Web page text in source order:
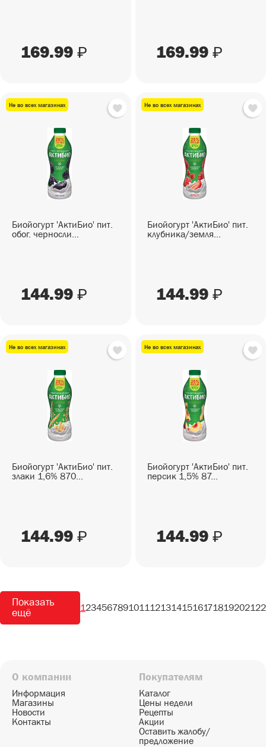
169.99 ₽ 169.99 ₽
Не во всех магазинах
Биойогурт 'АктиБио' пит.
обог. черносли...
144.99 ₽
Не во всех магазинах
Биойогурт 'АктиБио' пит.
клубника/земля...
144.99 ₽
Не во всех магазинах
Биойогурт 'АктиБио' пит.
злаки 1,6% 870...
144.99 ₽
Не во всех магазинах
Биойогурт 'АктиБио' пит.
персик 1,5% 87...
144.99 ₽
Показать
ещё 12345678910111213141516171819202122
О компании
Информация
Магазины
Новости
Контакты
Покупателям
Каталог
Цены недели
Рецепты
Акции
Оставить жалобу/
предложение